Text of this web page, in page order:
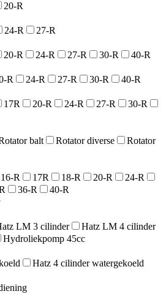
20-R
24-R
27-R
20-R 24-R 27-R 30-R
40-R
R 24-R 27-R 30-R
40-R
17R 20-R 24-R 27-R
30-R
balt Rotator diverse
Rotator
16-R 17R 18-R 20-R
24-R
36-R
40-R
LM 3 cilinder
Hatz LM 4 cilinder
Hydroliekpomp 45cc
Hatz 4 cilinder watergekoeld